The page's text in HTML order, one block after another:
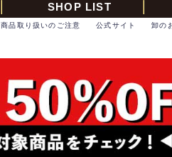
SHOP LIST
卸の
公式サイト
商品取り扱いのご注意